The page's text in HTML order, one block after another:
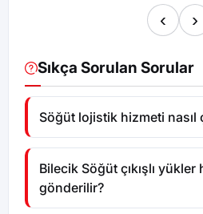
‹ ›
Sıkça Sorulan Sorular
Söğüt lojistik hizmeti nasıl
Bilecik Söğüt çıkışlı
gönderilir?